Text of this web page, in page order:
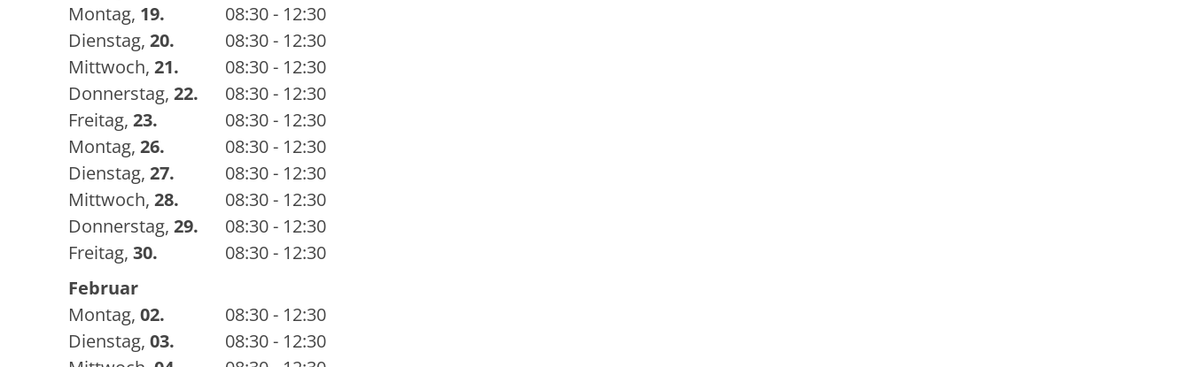
Montag, 19.
08:30 - 12:30
Dienstag, 20.
08:30 - 12:30
Mittwoch, 21.
08:30 - 12:30
Donnerstag, 22.
08:30 - 12:30
Freitag, 23.
08:30 - 12:30
Montag, 26.
08:30 - 12:30
Dienstag, 27.
08:30 - 12:30
Mittwoch, 28.
08:30 - 12:30
Donnerstag, 29.
08:30 - 12:30
Freitag, 30.
08:30 - 12:30
Februar
Montag, 02.
08:30 - 12:30
Dienstag, 03.
08:30 - 12:30